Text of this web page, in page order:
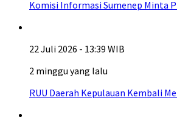
Komisi Informasi Sumenep Minta
22 Juli 2026 - 13:39 WIB
2 minggu yang lalu
RUU Daerah Kepulauan Kembali